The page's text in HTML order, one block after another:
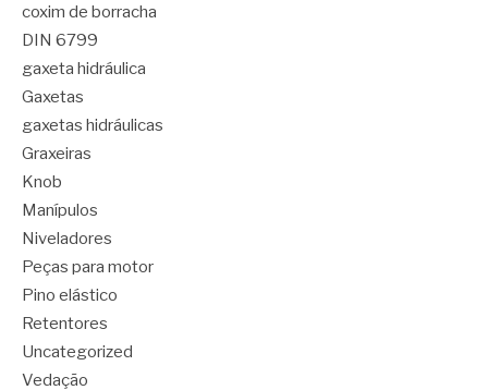
coxim de borracha
DIN 6799
gaxeta hidráulica
Gaxetas
gaxetas hidráulicas
Graxeiras
Knob
Manípulos
Niveladores
Peças para motor
Pino elástico
Retentores
Uncategorized
Vedação